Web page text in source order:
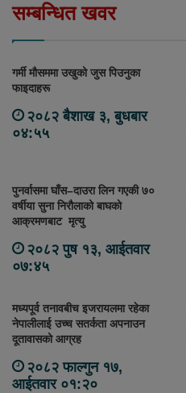
सम्बन्धित खवर
गर्मी मौसममा उखुको जुस पिउनुका
फाइदाहरू
२०८२ बैशाख ३, बुधबार
०४:५५
पुनर्वासमा घाँस–दाउरा लिन गएकी ७०
वर्षीया सुना निरौलाको बाघको
आक्रमणबाट मृत्यु
२०८२ पुष १३, आईतवार
०७:४५
मध्यपूर्व तनावबीच इजरायलमा रहेका
नेपालीलाई उच्च सतर्कता अपनाउन
दूतावासको आग्रह
२०८२ फाल्गुन १७,
आईतवार ०१:२०